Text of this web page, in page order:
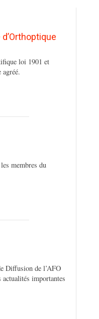
loi 1901 et
membres du
Diffusion de l’AFO
importantes